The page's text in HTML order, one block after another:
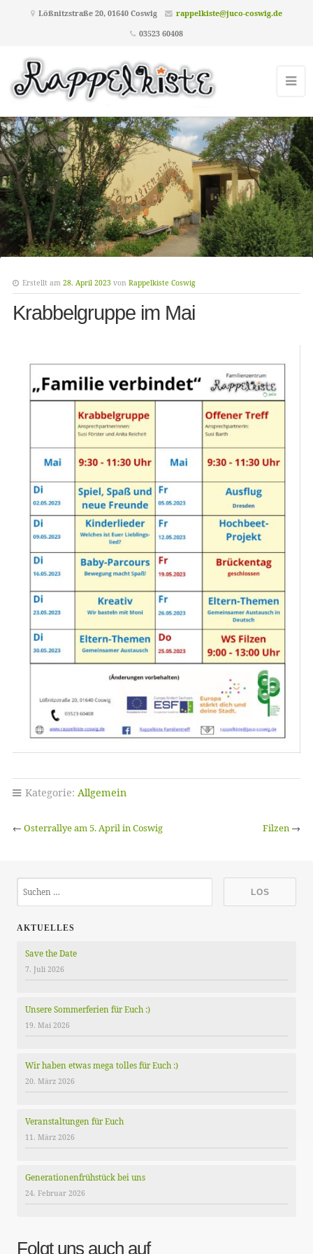
Lößnitzstraße 20, 01640 Coswig
rappelkiste@juco-coswig.de
03523 60408
Erstellt am 28. April 2023 von Rappelkiste Coswig
Krabbelgruppe im Mai
Kategorie: Allgemein
← Osterrallye am 5. April in Coswig Filzen →
AKTUELLES
Save the Date
7. Juli 2026
Unsere Sommerferien für Euch :)
19. Mai 2026
Wir haben etwas mega tolles für Euch :)
20. März 2026
Veranstaltungen für Euch
11. März 2026
Generationenfrühstück bei uns
24. Februar 2026
Folgt uns auch auf